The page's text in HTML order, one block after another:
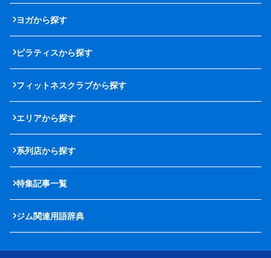
ヨガから探す
ピラティスから探す
フィットネスクラブから探す
エリアから探す
系列店から探す
特集記事一覧
ジム関連用語辞典